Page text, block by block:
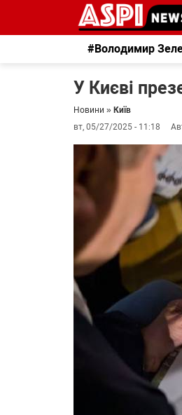
#Володимир
У Києві
Новини » Київ
вт, 05/27/2025 - 11:18